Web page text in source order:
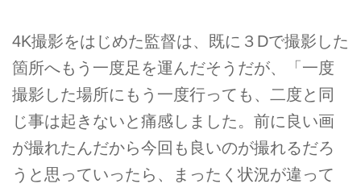
4K撮影をはじめた監督は、既に３Dで撮影した
箇所へもう一度足を運んだそうだが、「一度
撮影した場所にもう一度行っても、二度と同
じ事は起きないと痛感しました。前に良い画
が撮れたんだから今回も良いのが撮れるだろ
うと思っていったら、まったく状況が違って